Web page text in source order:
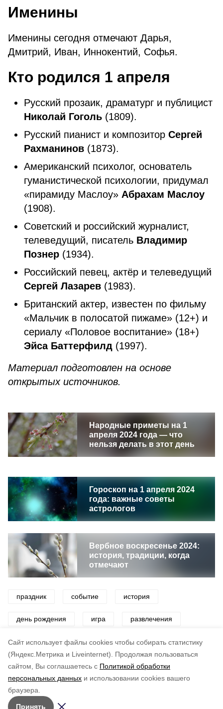
Cайт использует файлы cookies чтобы собирать статистику
(Яндекс.Метрика и Liveinternet).
Продолжая пользоваться
сайтом, Вы соглашаетесь с Политикой обработки
персональных данных и использовании cookies вашего
браузера.
Принять
Именины
Именины сегодня отмечают Дарья,
Дмитрий, Иван, Иннокентий, Софья.
Кто родился 1 апреля
Русский прозаик, драматург и публицист
Николай Гоголь (1809).
Русский пианист и композитор Сергей
Рахманинов (1873).
Американский психолог, основатель
гуманистической психологии, придумал
«пирамиду Маслоу» Абрахам Маслоу
(1908).
Советский и российский журналист,
телеведущий, писатель Владимир
Познер (1934).
Российский певец, актёр и телеведущий
Сергей Лазарев (1983).
Британский актер, известен по фильму
«Мальчик в полосатой пижаме» (12+) и
сериалу «Половое воспитание» (18+)
Эйса Баттерфилд (1997).
Материал подготовлен на основе
открытых источников.
Народные приметы на 1
апреля 2024 года — что
нельзя делать в этот день
Гороскоп на 1 апреля 2024
года: важные советы
астрологов
Вербное воскресенье 2024:
история, традиции, когда
отмечают
праздник событие история
день рождения игра развлечения
народный праздник церковный праздник
по оценке
5